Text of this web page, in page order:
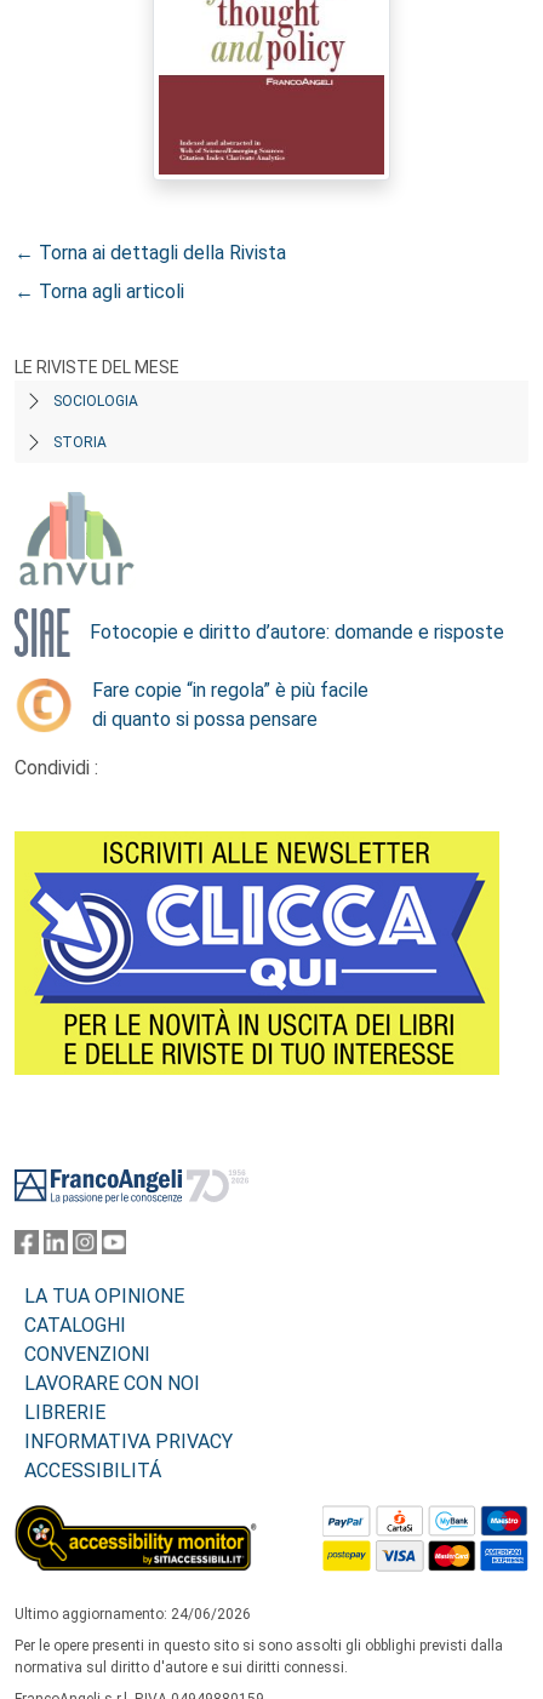
← Torna ai dettagli della Rivista
← Torna agli articoli
LE RIVISTE DEL MESE
SOCIOLOGIA
STORIA
Fotocopie e diritto d’autore: domande e risposte
Fare copie “in regola” è più facile
di quanto si possa pensare
Condividi :
LA TUA OPINIONE
CATALOGHI
CONVENZIONI
LAVORARE CON NOI
LIBRERIE
INFORMATIVA PRIVACY
ACCESSIBILITÁ
Ultimo aggiornamento: 24/06/2026
Per le opere presenti in questo sito si sono assolti gli obblighi previsti dalla
normativa sul diritto d'autore e sui diritti connessi.